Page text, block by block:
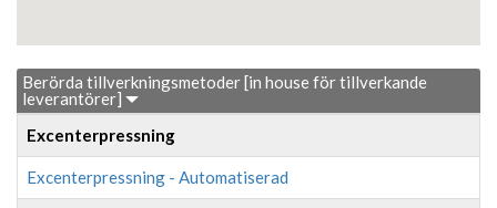
Berörda tillverkningsmetoder [in house för tillverkande
leverantörer]
Excenterpressning
Excenterpressning - Automatiserad